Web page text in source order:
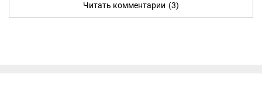
Читать комментарии (3)